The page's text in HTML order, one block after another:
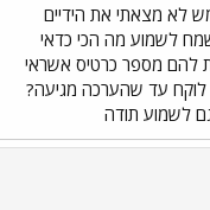
לא מצאתי את הידיים
לשמוע מה הכי כדאי
להם מספר כרטיס אשראי
לוקח עד שהערכה מגיעה?
לשמוע תודה